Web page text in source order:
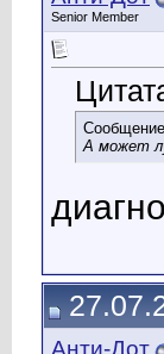
Senior Member
А может
Анти-Дот